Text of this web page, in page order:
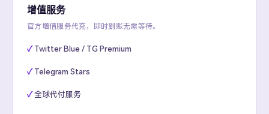
增值服务
官方增值服务代充，即时到账无需等待。
Twitter Blue / TG Premium
Telegram Stars
全球代付服务